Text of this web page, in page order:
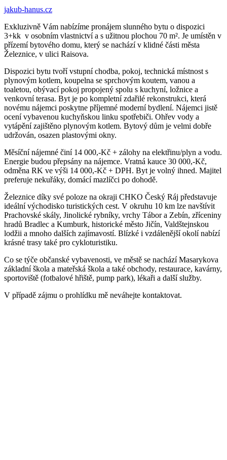
jakub-hanus.cz
Exkluzivně Vám nabízíme pronájem slunného bytu o dispozici
3+kk v osobním vlastnictví a s užitnou plochou 70 m². Je umístěn v
přízemí bytového domu, který se nachází v klidné části města
Železnice, v ulici Raisova.
Dispozici bytu tvoří vstupní chodba, pokoj, technická místnost s
plynovým kotlem, koupelna se sprchovým koutem, vanou a
toaletou, obývací pokoj propojený spolu s kuchyní, ložnice a
venkovní terasa. Byt je po kompletní zdařilé rekonstrukci, která
novému nájemci poskytne příjemné moderní bydlení. Nájemci jistě
ocení vybavenou kuchyňskou linku spotřebiči. Ohřev vody a
vytápění zajištěno plynovým kotlem. Bytový dům je velmi dobře
udržován, osazen plastovými okny.
Měsíční nájemné činí 14 000,-Kč + zálohy na elektřinu/plyn a vodu.
Energie budou přepsány na nájemce. Vratná kauce 30 000,-Kč,
odměna RK ve výši 14 000,-Kč + DPH. Byt je volný ihned. Majitel
preferuje nekuřáky, domácí mazlíčci po dohodě.
Železnice díky své poloze na okraji CHKO Český Ráj představuje
ideální východisko turistických cest. V okruhu 10 km lze navštívit
Prachovské skály, Jinolické rybníky, vrchy Tábor a Zebín, zříceniny
hradů Bradlec a Kumburk, historické město Jičín, Valdštejnskou
lodžii a mnoho dalších zajímavostí. Blízké i vzdálenější okolí nabízí
krásné trasy také pro cykloturistiku.
Co se týče občanské vybavenosti, ve městě se nachází Masarykova
základní škola a mateřská škola a také obchody, restaurace, kavárny,
sportoviště (fotbalové hřiště, pump park), lékaři a další služby.
V případě zájmu o prohlídku mě neváhejte kontaktovat.